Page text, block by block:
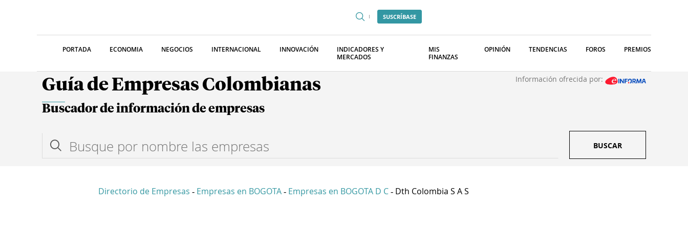
SUSCRÍBASE
PORTADA ECONOMIA NEGOCIOS INTERNACIONAL INNOVACIÓN
INDICADORES Y
MERCADOS
MIS
FINANZAS
OPINIÓN TENDENCIAS FOROS PREMIOS
Guía de Empresas Colombianas Información ofrecida por:
Buscador de información de empresas
BUSCAR
Directorio de Empresas - Empresas en BOGOTA - Empresas en BOGOTA D C - Dth Colombia S A S